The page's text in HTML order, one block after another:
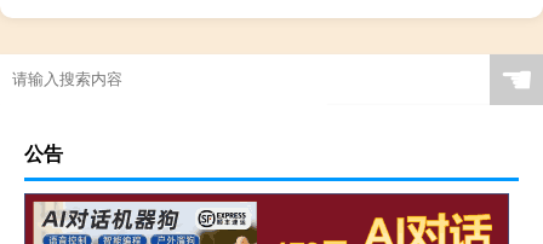
☚
公告